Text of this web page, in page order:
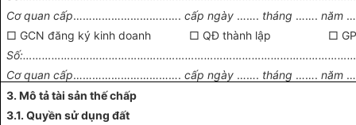
Cơ quan cấp…………………………….cấp ngày ……. tháng …….năm
□ GCN đăng ký kinh doanh □ QĐ thành lập □ GP
Cơ quan cấp…………………………….cấp ngày ……. tháng …….năm
3. Mô tả tài sản thế chấp
3.1. Quyền sử dụng đất